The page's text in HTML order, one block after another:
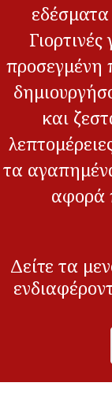
εδέσματα
προσεγμένη
και
τα
αφορά
Δείτε τα